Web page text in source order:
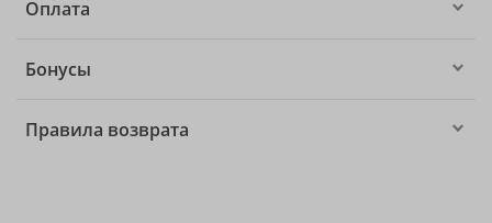
Оплата
Бонусы
Правила возврата